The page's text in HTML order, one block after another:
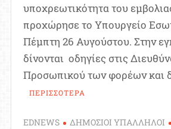
υποχρεωτικότητα του
προχώρησε το Υπουργείο
Πέμπτη 26 Αυγούστου. Στην
δίνονται οδηγίες στις
Προσωπικού των φορέων και
ΠΕΡΙΣΣΟΤΕΡΑ
EDNEWS
ΔΗΜΟΣΙΟΙ ΥΠΑΛΛΗΛΟΙ